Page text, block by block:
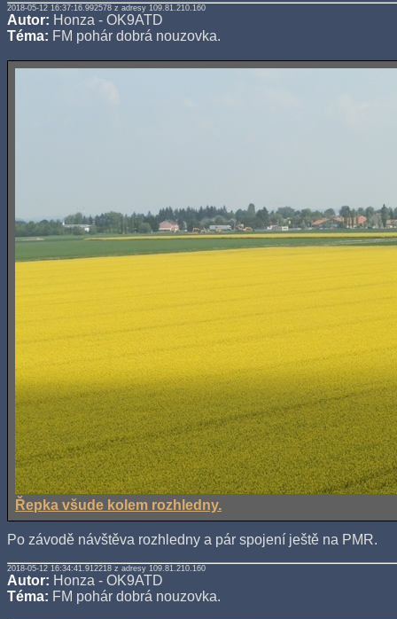
2018-05-12 16:37:16.992578 z adresy 109.81.210.160
Autor: Honza - OK9ATD
Téma: FM pohár dobrá nouzovka.
Řepka všude kolem rozhledny.
Po závodě návštěva rozhledny a pár spojení ještě na PMR.
2018-05-12 16:34:41.912218 z adresy 109.81.210.160
Autor: Honza - OK9ATD
Téma: FM pohár dobrá nouzovka.